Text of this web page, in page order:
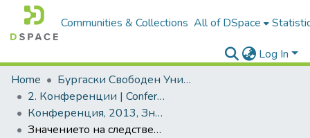
Communities & Collections All of DSpace
Log In
Home
Бургаски Свободен Университет | Burgas Free University
2. Конференции | Conferences
Конференция, 2013, Знанието - традиции, иновации, перспективи. Том 2
Значението на следствените версии за разследването през погледа на разследващите полицаи